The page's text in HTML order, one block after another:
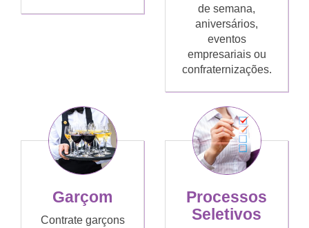
de semana,
aniversários,
eventos
empresariais ou
confraternizações.
Garçom
Contrate garçons
Processos
Seletivos